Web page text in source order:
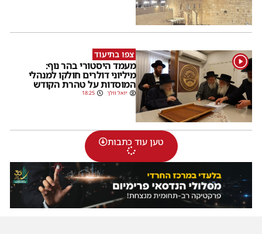
1 צפו בתיעוד
מעמד היסטורי בהר נוף:
מיליוני דולרים חולקו למנהלי
המוסדות על טהרת הקודש
יואל וולך 18:25
טען עוד כתבות